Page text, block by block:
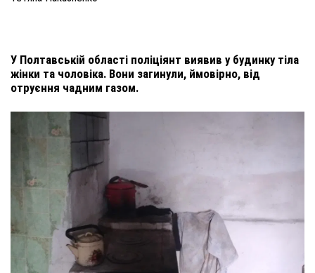
У Полтавській області поліціянт виявив у будинку тіла
жінки та чоловіка. Вони загинули, ймовірно, від
отруєння чадним газом.